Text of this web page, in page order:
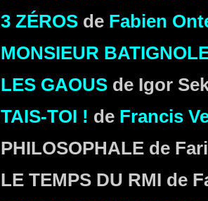
3 ZÉROS de Fabien
MONSIEUR
LES GAOUS de Igor
TAIS-TOI ! de Francis
PHILOSOPHALE de
LE TEMPS DU RMI de